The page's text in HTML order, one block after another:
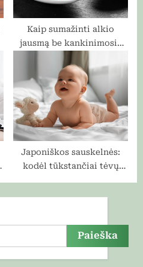
Kaip sumažinti alkio
jausmą be kankinimosi?
Japoniškos sauskelnės:
kodėl tūkstančiai tėvų
Paieška